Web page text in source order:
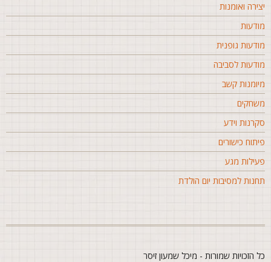
ואומנות
גופנית
לסביבה
קשב
וידע
כישורים
מגע
למסיבות יום הולדת
הזכויות שמורות - מיכל שמעון זיסר